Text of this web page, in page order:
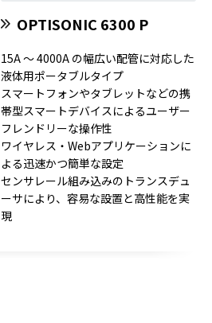
OPTISONIC 6300 P
15A ～ 4000A の幅広い配管に対応した
液体用ポータブルタイプ
スマートフォンやタブレットなどの携
帯型スマートデバイスによるユーザー
フレンドリーな操作性
ワイヤレス・Webアプリケーションに
よる迅速かつ簡単な設定
センサレール組み込みのトランスデュ
ーサにより、容易な設置と高性能を実
現